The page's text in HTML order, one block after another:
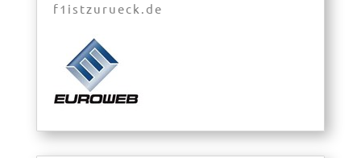
f1istzurueck.de